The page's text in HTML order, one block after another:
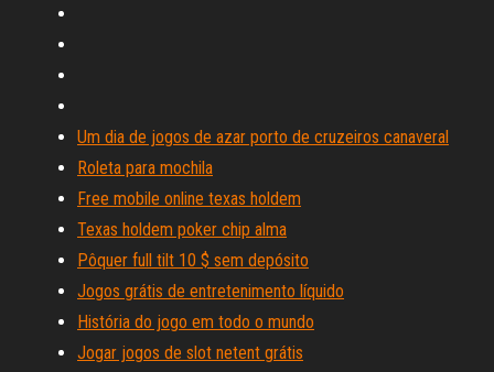
Um dia de jogos de azar porto de cruzeiros canaveral
Roleta para mochila
Free mobile online texas holdem
Texas holdem poker chip alma
Pôquer full tilt 10 $ sem depósito
Jogos grátis de entretenimento líquido
História do jogo em todo o mundo
Jogar jogos de slot netent grátis